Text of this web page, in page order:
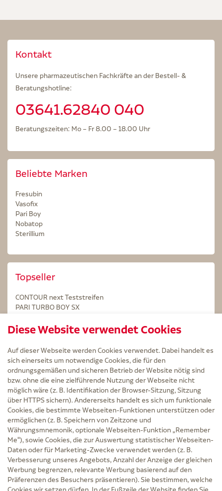
Kontakt
Unsere pharmazeutischen Fachkräfte an der Bestell- &
Beratungshotline:
03641.62840 040
Beratungszeiten: Mo – Fr 8.00 – 18.00 Uhr
Beliebte Marken
Fresubin
Vasofix
Pari Boy
Nobatop
Sterillium
Topseller
CONTOUR next Teststreifen
PARI TURBO BOY SX
Kintex Kinesiologie Tape blau
Service
Versand und Lieferzeit
Kontakt
FAQ
AGB
Cookie-Einstellungen
Datenschutz
Erklärung zur Barrierefreiheit
Widerruf
Impressum
Diese Website verwendet Cookies
Auf dieser Webseite werden Cookies verwendet. Dabei handelt es
sich einerseits um notwendige Cookies, die für den
ordnungsgemäßen und sicheren Betrieb der Website nötig sind
bzw. ohne die eine zielführende Nutzung der Webseite nicht
möglich wäre (z. B. Identifikation der Browser-Sitzung, Sitzung
über HTTPS sichern). Andererseits handelt es sich um funktionale
Cookies, die bestimmte Webseiten-Funktionen unterstützen oder
ermöglichen (z. B. Speichern von Zeitzone und
Währungsmnemonik, optionale Webseiten-Funktion „Remember
Me“), sowie Cookies, die zur Auswertung statistischer Webseiten-
Daten oder für Marketing-Zwecke verwendet werden (z. B.
Verbesserung unseres Angebots, Anzahl der Anzeige der gleichen
Werbung begrenzen, relevante Werbung basierend auf den
Präferenzen des Besuchers präsentieren). Sie bestimmen, welche
Cookies wir setzen dürfen. In der Fußzeile der Website finden Sie